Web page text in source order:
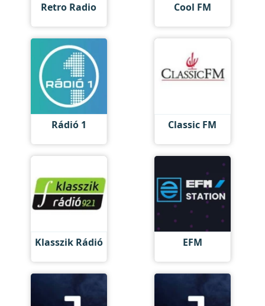
Retro Radio Cool FM
Rádió 1 Classic FM
Klasszik Rádió EFM